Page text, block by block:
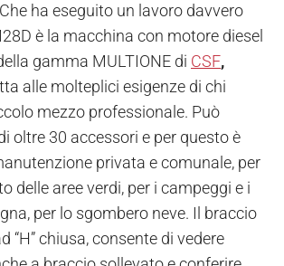
ha eseguito un lavoro davvero
è la macchina con motore diesel
gamma MULTIONE di CSF,
alle molteplici esigenze di chi
mezzo professionale. Può
oltre 30 accessori e per questo è
privata e comunale, per
delle aree verdi, per i campeggi e i
per lo sgombero neve. Il braccio
“H” chiusa, consente di vedere